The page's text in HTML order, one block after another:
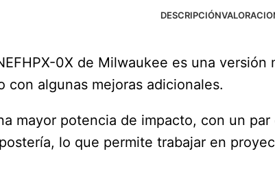
DESCRIPCIÓN
0X de Milwaukee es una
con algunas mejoras adicionales.
mayor potencia de impacto, con un
lo que permite trabajar en